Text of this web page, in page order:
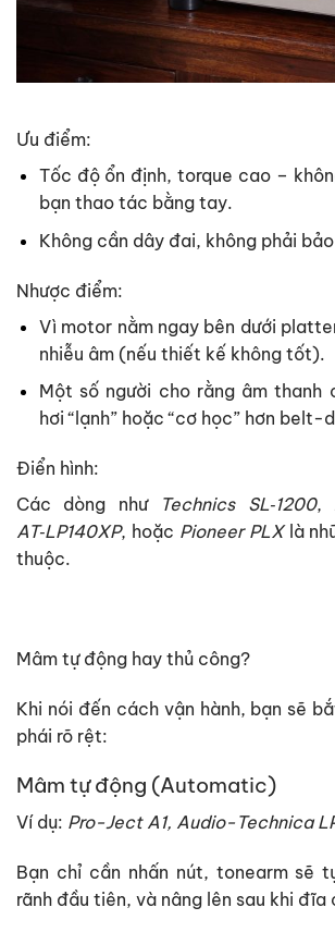
Ưu điểm:
Tốc độ ổn định, torque cao –
bạn thao tác bằng tay.
Không cần dây đai, không phải
Nhược điểm:
Vì motor nằm ngay bên dưới
nhiễu âm (nếu thiết kế không tốt).
Một số người cho rằng âm thanh
hơi “lạnh” hoặc “cơ học” hơn belt-
Điển hình:
Các dòng như
Technics SL‑1200,
AT‑LP140XP, hoặc Pioneer PLXlà
thuộc.
Mâm tự động hay thủ công?
Khi nói đến cách vận hành, bạn sẽ
phái rõ rệt:
Mâm tự động (Automatic)
Ví dụ: Pro-Ject A1, Audio-Technica
Bạn chỉ cần nhấn nút, tonearm sẽ
rãnh đầu tiên, và nâng lên sau khi đĩa